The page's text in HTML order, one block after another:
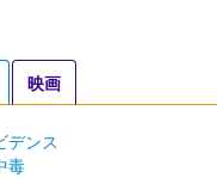
映画
デンス
毒